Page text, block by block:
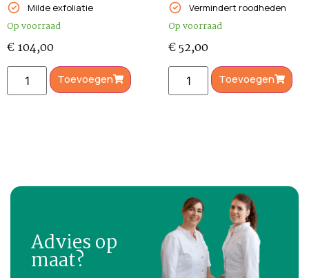
Milde exfoliatie
Op voorraad
€104,00
Toevoegen
Vermindert roodheden
Op voorraad
€52,00
Toevoegen
Advies op
maat?